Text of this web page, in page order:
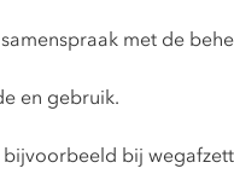
met de
en gebruik.
bij